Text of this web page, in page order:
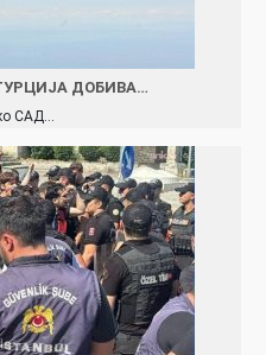
ДОБИВА…
САД…